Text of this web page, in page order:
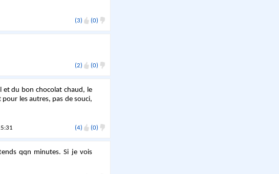
(3) (0)
(2) (0)
et du bon chocolat chaud, le
les autres, pas de souci,
(4) (0)
qqn minutes. Si je vois